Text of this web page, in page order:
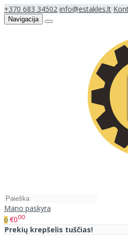
+370 683 34502 info@estakles.lt
Navigacija
Mano paskyra
0 €000
Prekių krepšelis tuščias!